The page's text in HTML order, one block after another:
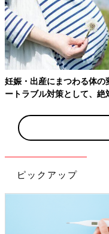
わふわでとてもやわら
す。
カラメルソース入
妊娠・出産にまつわる体
ートラブル対策として、
ピックアップ